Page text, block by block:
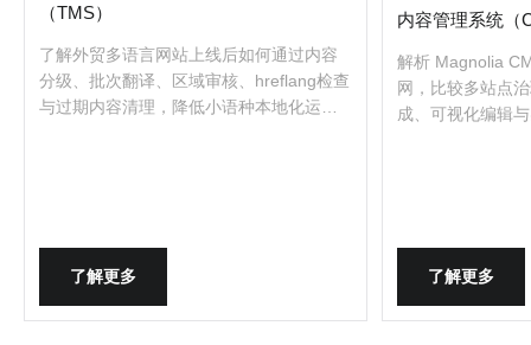
（TMS）
了解外贸多语言网站上线后如何通过内容
分级、批次翻译、区域审核、hreflang检查
与过期内容清理，降低小语种本地化运营
了解更多
内容管理系统（
解析 Magnolia
网，比较多站点
成、可视化编辑
了解更多